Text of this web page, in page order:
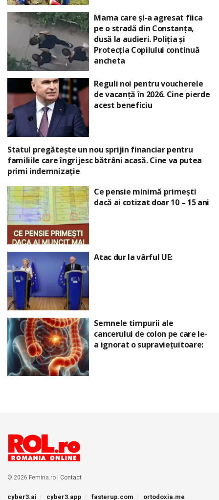
Mama care și-a agresat fiica
pe o stradă din Constanța,
dusă la audieri. Poliția și
Protecția Copilului continuă
ancheta
Reguli noi pentru voucherele
de vacanță în 2026. Cine pierde
acest beneficiu
Statul pregătește un nou sprijin financiar pentru
familiile care îngrijesc bătrâni acasă. Cine va putea
primi indemnizație
Ce pensie minimă primești
dacă ai cotizat doar 10 – 15 ani
Atac dur la vârful UE:
Semnele timpurii ale
cancerului de colon pe care le-
a ignorat o supraviețuitoare:
© 2026 Femina.ro | Contact
cyber3.ai cyber3.app fasterup.com ortodoxia.me